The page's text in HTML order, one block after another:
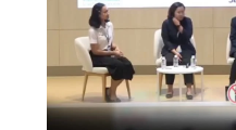
เปิด 10 สถานการณ์เด่นทางสุ